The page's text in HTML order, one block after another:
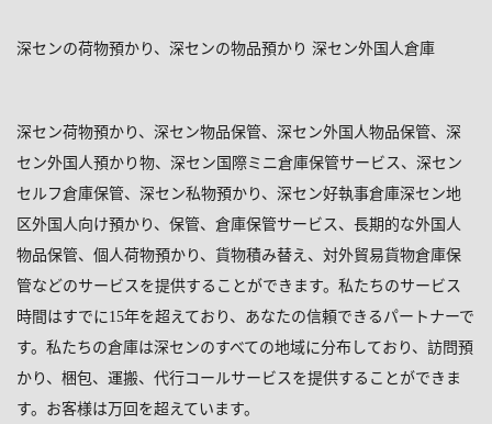
深センの荷物預かり、深センの物品預かり 深セン外国人倉庫
深セン荷物預かり、深セン物品保管、深セン外国人物品保管、深
セン外国人預かり物、深セン国際ミニ倉庫保管サービス、深セン
セルフ倉庫保管、深セン私物預かり、深セン好執事倉庫深セン地
区外国人向け預かり、保管、倉庫保管サービス、長期的な外国人
物品保管、個人荷物預かり、貨物積み替え、対外貿易貨物倉庫保
管などのサービスを提供することができます。私たちのサービス
時間はすでに15年を超えており、あなたの信頼できるパートナーで
す。私たちの倉庫は深センのすべての地域に分布しており、訪問預
かり、梱包、運搬、代行コールサービスを提供することができま
す。お客様は万回を超えています。